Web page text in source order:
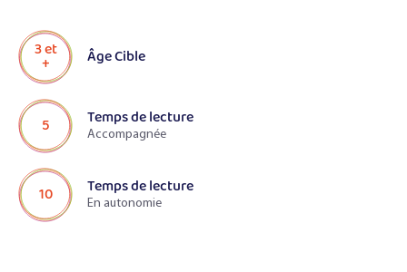
3 et
+ Âge Cible
5 Temps de lecture
Accompagnée
10 Temps de lecture
En autonomie